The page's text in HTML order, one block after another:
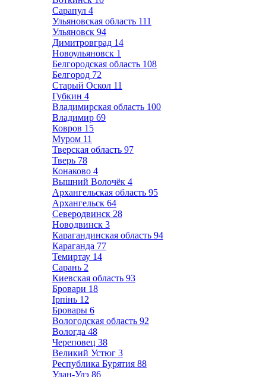
Сарапул 4
Ульяновская область 111
Ульяновск 94
Димитровград 14
Новоульяновск 1
Белгородская область 108
Белгород 72
Старый Оскол 11
Губкин 4
Владимирская область 100
Владимир 69
Ковров 15
Муром 11
Тверская область 97
Тверь 78
Конаково 4
Вышний Волочёк 4
Архангельская область 95
Архангельск 64
Северодвинск 28
Новодвинск 3
Карагандинская область 94
Караганда 77
Темиртау 14
Сарань 2
Киевская область 93
Бровари 18
Ірпінь 12
Бровары 6
Вологодская область 92
Вологда 48
Череповец 38
Великий Устюг 3
Республика Бурятия 88
Улан-Удэ 86